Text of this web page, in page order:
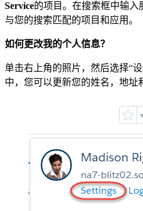
Service的项目。在搜索框中输入
与您的搜索匹配的项目和应用。
如何更改我的个人信息？
单击右上角的照片，然后选择“
中，您可以更新您的姓名，地址